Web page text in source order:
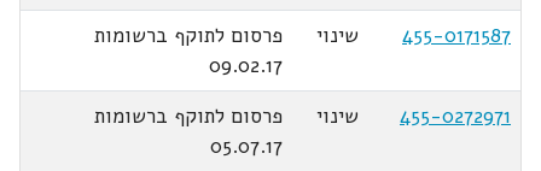
455-0171587
שינוי
פרסום לתוקף ברשומות
09.02.17
455-0272971
שינוי
פרסום לתוקף ברשומות
05.07.17